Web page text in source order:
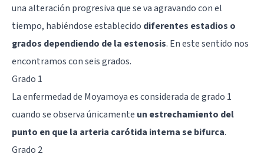
una alteración progresiva que se va agravando con el
tiempo, habiéndose establecido diferentes estadios o
grados dependiendo de la estenosis. En este sentido nos
encontramos con seis grados.
Grado 1
La enfermedad de Moyamoya es considerada de grado 1
cuando se observa únicamente un estrechamiento del
punto en que la arteria carótida interna se bifurca.
Grado 2